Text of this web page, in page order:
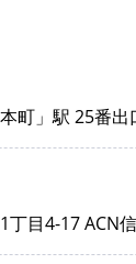
町」駅 25番出
丁目4-17 ACN